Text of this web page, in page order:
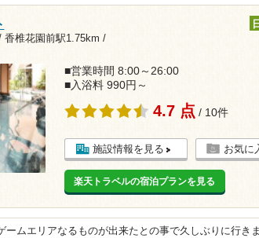
香椎花園前駅1.75km /
■営業時間 8:00～26:00
■入浴料 990円～
4.7 点 / 10件
施設情報を見る お気に
楽天トラベルの宿泊プランを見る
ームエリアなるものが出来たとの事で久しぶりに行き